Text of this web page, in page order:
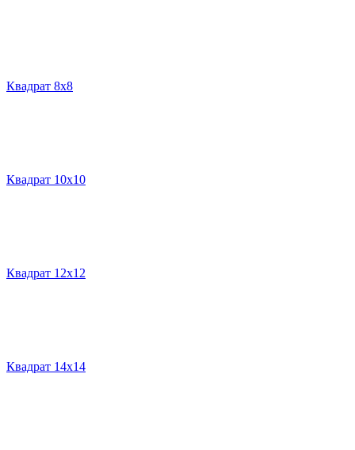
Квадрат 8х8
Квадрат 10х10
Квадрат 12х12
Квадрат 14х14